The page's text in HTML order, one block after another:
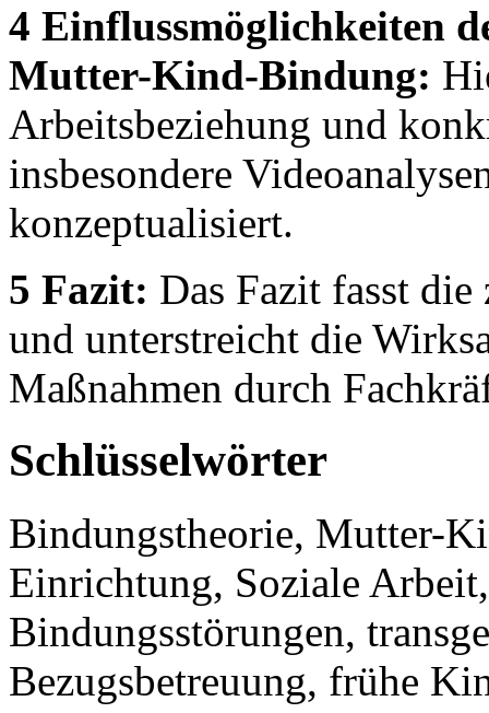
4 Einflussmöglichkeiten
Mutter-Kind-Bindung:
Arbeitsbeziehung und
insbesondere
konzeptualisiert.
5 Fazit: Das Fazit fasst die
und unterstreicht die
Maßnahmen durch
Schlüsselwörter
Bindungstheorie, Mutter-
Einrichtung, Soziale
Bindungsstörungen,
Bezugsbetreuung, frühe